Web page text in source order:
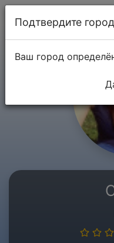
Подтвердите город
Ваш город